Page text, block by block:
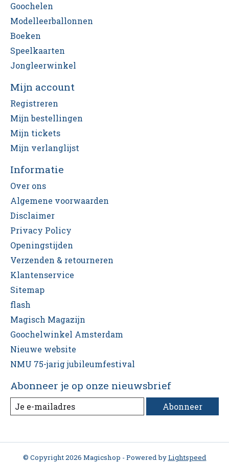
Goochelen
Modelleerballonnen
Boeken
Speelkaarten
Jongleerwinkel
Mijn account
Registreren
Mijn bestellingen
Mijn tickets
Mijn verlanglijst
Informatie
Over ons
Algemene voorwaarden
Disclaimer
Privacy Policy
Openingstijden
Verzenden & retourneren
Klantenservice
Sitemap
flash
Magisch Magazijn
Goochelwinkel Amsterdam
Nieuwe website
NMU 75-jarig jubileumfestival
Abonneer je op onze nieuwsbrief
Abonneer
© Copyright 2026 Magicshop - Powered byLightspeed